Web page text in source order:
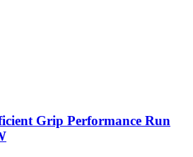
Grip Performance Run